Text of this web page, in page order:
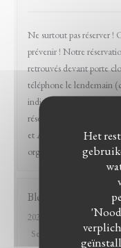
Het
Ne surtout pas réserver !
prévenir ! Notre
retrouvés devant porte
téléphone le lendemain
indiqué ne prendre que
réservations sont
et Amagat) mais qui ne
organisation déplorable,
Bleuenn
2025-02-15
- 20:00 -
Service
Atmosfeer: